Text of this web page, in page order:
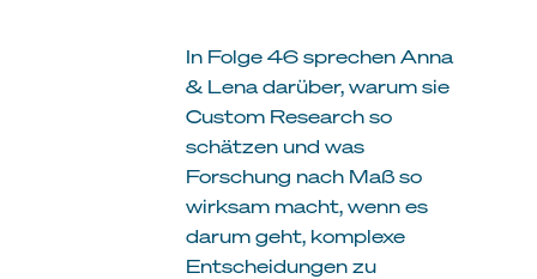
In Folge 46 sprechen Anna
& Lena darüber, warum sie
Custom Research so
schätzen und was
Forschung nach Maß so
wirksam macht, wenn es
darum geht, komplexe
Entscheidungen zu